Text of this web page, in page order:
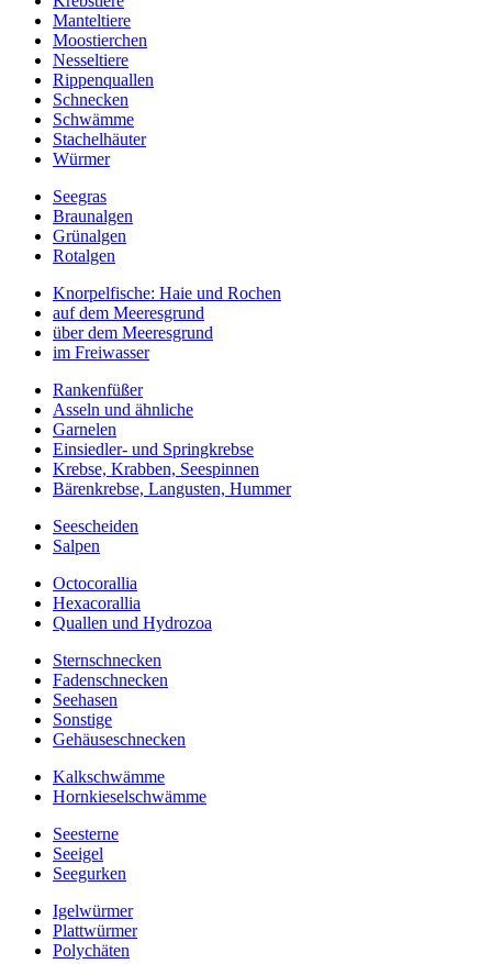
Manteltiere
Moostierchen
Nesseltiere
Rippenquallen
Schnecken
Schwämme
Stachelhäuter
Würmer
Seegras
Braunalgen
Grünalgen
Rotalgen
Knorpelfische: Haie und Rochen
auf dem Meeresgrund
über dem Meeresgrund
im Freiwasser
Rankenfüßer
Asseln und ähnliche
Garnelen
Einsiedler- und Springkrebse
Krebse, Krabben, Seespinnen
Bärenkrebse, Langusten, Hummer
Seescheiden
Salpen
Octocorallia
Hexacorallia
Quallen und Hydrozoa
Sternschnecken
Fadenschnecken
Seehasen
Sonstige
Gehäuseschnecken
Kalkschwämme
Hornkieselschwämme
Seesterne
Seeigel
Seegurken
Igelwürmer
Plattwürmer
Polychäten